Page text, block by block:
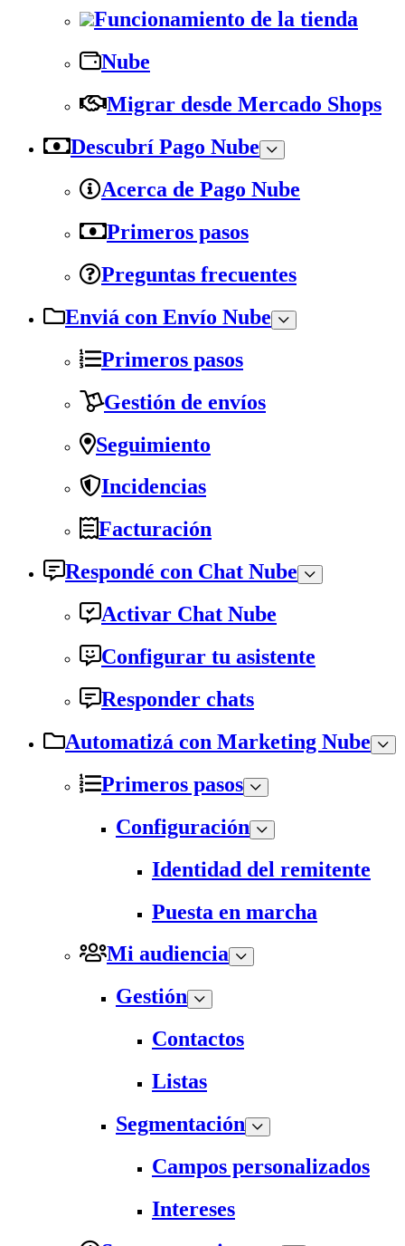
Funcionamiento de la tienda
Nube
Migrar desde Mercado Shops
Descubrí Pago Nube
Acerca de Pago Nube
Primeros pasos
Preguntas frecuentes
Enviá con Envío Nube
Primeros pasos
Gestión de envíos
Seguimiento
Incidencias
Facturación
Respondé con Chat Nube
Activar Chat Nube
Configurar tu asistente
Responder chats
Automatizá con Marketing Nube
Primeros pasos
Configuración
Identidad del remitente
Puesta en marcha
Mi audiencia
Gestión
Contactos
Listas
Segmentación
Campos personalizados
Intereses